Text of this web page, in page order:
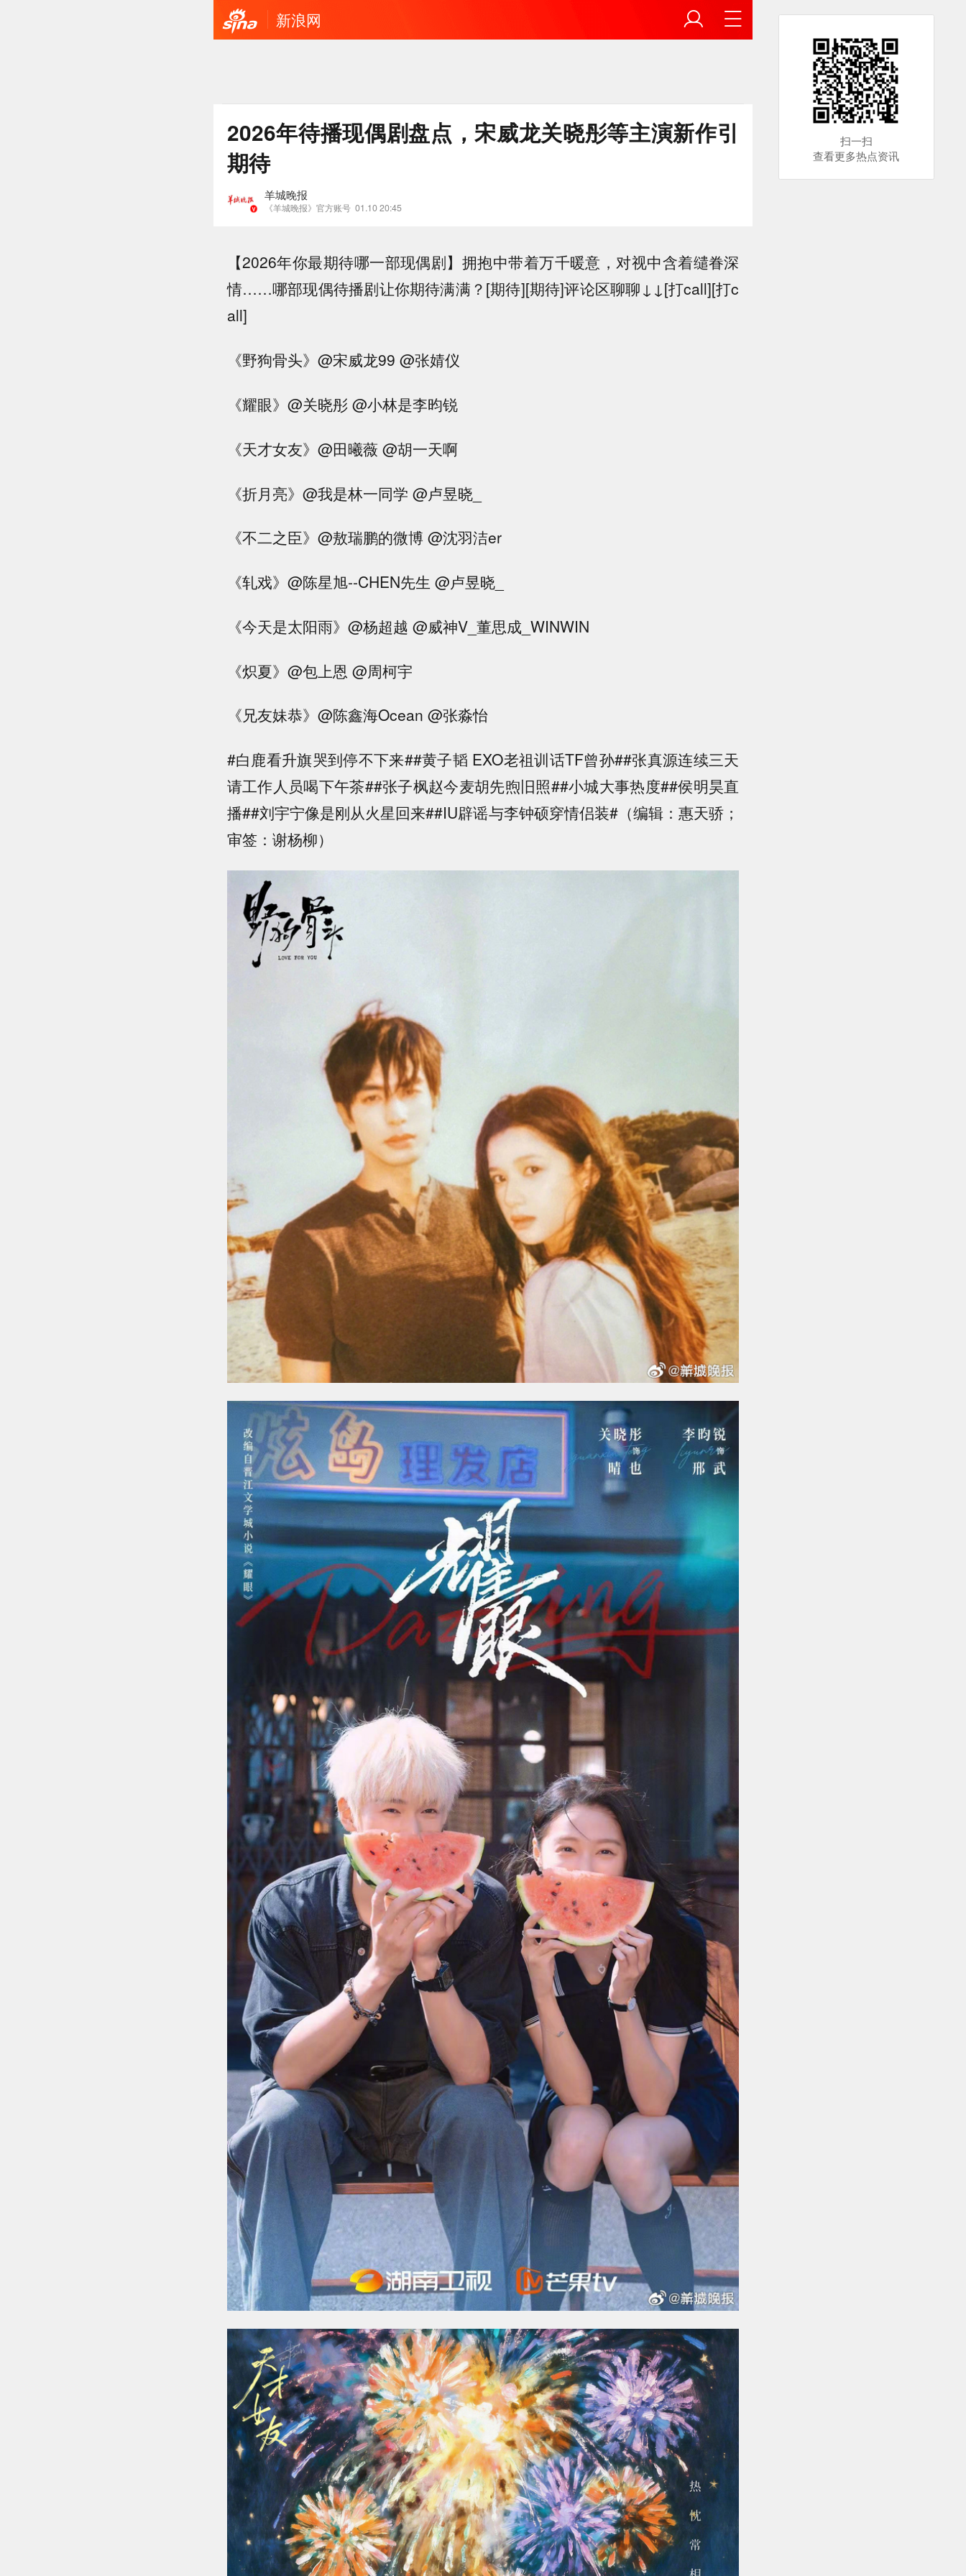
新浪网
2026年待播现偶剧盘点，宋威龙关晓彤等主演新作引
期待
羊城晚报
《羊城晚报》官方账号 01.10 20:45
【2026年你最期待哪一部现偶剧】拥抱中带着万千暖意，对视中含着缱眷深
情……哪部现偶待播剧让你期待满满？[期待][期待]评论区聊聊↓↓[打call][打c
all]
《野狗骨头》@宋威龙99 @张婧仪
《耀眼》@关晓彤 @小林是李昀锐
《天才女友》@田曦薇 @胡一天啊
《折月亮》@我是林一同学 @卢昱晓_
《不二之臣》@敖瑞鹏的微博 @沈羽洁er
《轧戏》@陈星旭--CHEN先生 @卢昱晓_
《今天是太阳雨》@杨超越 @威神V_董思成_WINWIN
《炽夏》@包上恩 @周柯宇
《兄友妹恭》@陈鑫海Ocean @张淼怡
#白鹿看升旗哭到停不下来##黄子韬 EXO老祖训话TF曾孙##张真源连续三天
请工作人员喝下午茶##张子枫赵今麦胡先煦旧照##小城大事热度##侯明昊直
播##刘宇宁像是刚从火星回来##IU辟谣与李钟硕穿情侣装#（编辑：惠天骄；
审签：谢杨柳）
扫一扫
查看更多热点资讯